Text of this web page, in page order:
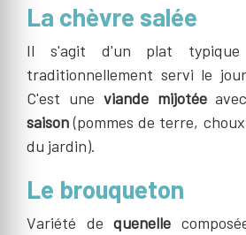
La chèvre salée
Il s'agit d'un plat typique
traditionnellement servi le
C'est une viande mijotée
saison(pommes de terre,
du jardin).
Le brouqueton
Variété de quenelle